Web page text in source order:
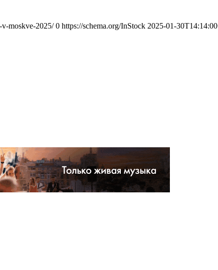
v-moskve-2025/ 0 https://schema.org/InStock 2025-01-